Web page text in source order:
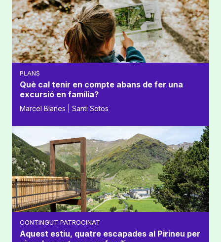
PLANS
Què cal tenir en compte abans de fer una
excursió en família?
Marcel Blanes | Santi Sotos
CONTINGUT PATROCINAT
Aquest estiu, quatre escapades al Pirineu per